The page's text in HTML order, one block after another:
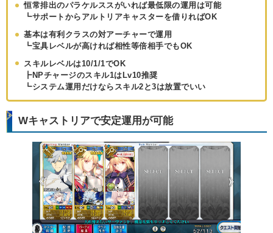
恒常排出のパラケルススがいれば最低限の運用は可能
┗サポートからアルトリアキャスターを借りればOK
基本は有利クラスの対アーチャーで運用
┗宝具レベルが高ければ相性等倍相手でもOK
スキルレベルは10/1/1でOK
┣NPチャージのスキル1はLv10推奨
┗システム運用だけならスキル2と3は放置でいい
Wキャストリアで安定運用が可能